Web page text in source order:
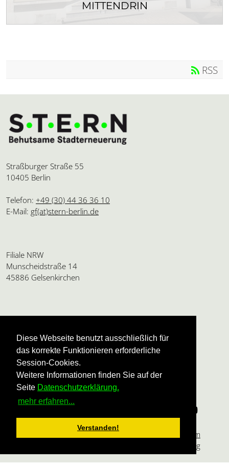
Diese Webseite benutzt ausschließlich für
das korrekte Funktionieren erforderliche
Session-Cookies.
Weitere Informationen finden Sie auf der
Seite Datenschutzerklärung.
mehr erfahren...
Verstanden!
MITTENDRIN
Am 23. August 2022 wurde das neue Stadtteil- und
RSS
Straßburger Straße 55
10405 Berlin
Telefon: +49 (30) 44 36 36 10
E-Mail: gf(at)stern-berlin.de
Filiale NRW
Munscheidstraße 14
45886 Gelsenkirchen
USt.ID: DE136595165
Geschäftsführung:
Ulrike Dannel und Beatrice Siegert
Impressum
Datenschutzerklärung